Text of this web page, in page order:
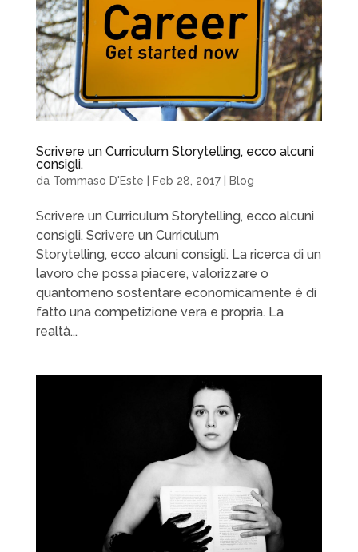
Scrivere un Curriculum Storytelling, ecco alcuni
consigli.
da Tommaso D'Este Feb 28, 2017| Blog
Scrivere un Curriculum Storytelling, ecco alcuni
consigli. Scrivere un Curriculum
Storytelling, ecco alcuni consigli. La ricerca di un
lavoro che possa piacere, valorizzare o
quantomeno sostentare economicamente è di
fatto una competizione vera e propria. La
realtà...